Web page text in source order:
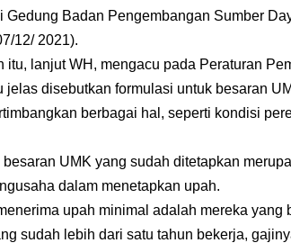
Gedung Badan Pengembangan Sumber
12/ 2021).
itu, lanjut WH, mengacu pada Peraturan
jelas disebutkan formulasi untuk besaran
berbagai hal, seperti kondisi
besaran UMK yang sudah ditetapkan
dalam menetapkan upah.
upah minimal adalah mereka yang
sudah lebih dari satu tahun bekerja,